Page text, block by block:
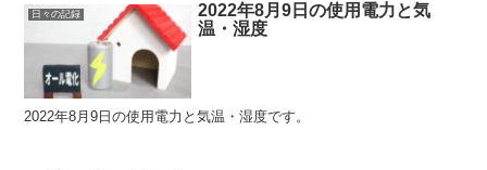
日々の記録
2022年8月9日の使用電力と気
温・湿度
2022年8月9日の使用電力と気温・湿度です。